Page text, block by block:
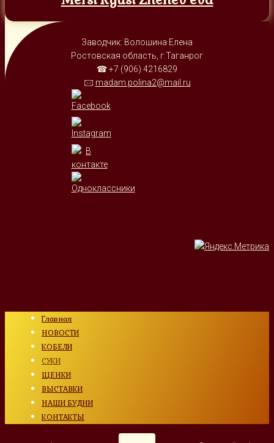
Заводчик: Волошина Елена
Ростовская область, г.Таганрог
☎ +7 (906) 4216829
🖂 madam.polina2@mail.ru
Главная
НОВОСТИ
КОБЕЛИ
СУКИ
ЩЕНКИ
ВЫСТАВКИ
НАШИ БУДНИ
КОНТАКТЫ